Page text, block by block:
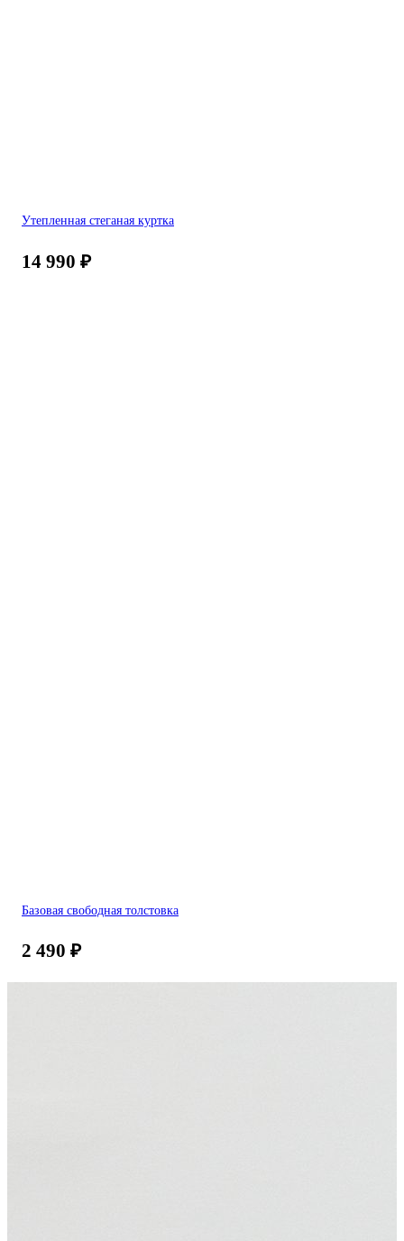
Утепленная стеганая куртка
14 990 ₽
Базовая свободная толстовка
2 490 ₽